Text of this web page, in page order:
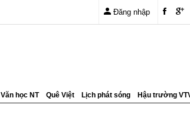
Đăng nhập
Văn học NT Quê Việt Lịch phát sóng Hậu trường